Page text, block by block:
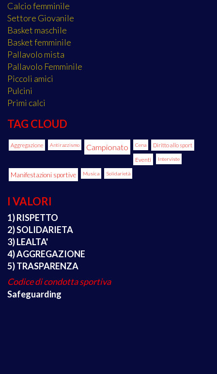
Calcio femminile
Settore Giovanile
Basket maschile
Basket femminile
Pallavolo mista
Pallavolo Femminile
Piccoli amici
Pulcini
Primi calci
TAG CLOUD
Aggregazione Antirazzismo Campionato Cena Diritto allo sport
Eventi Interviste
Manifestazioni sportive Musica Solidarietà
I VALORI
1) RISPETTO
2) SOLIDARIETA
3) LEALTA'
4) AGGREGAZIONE
5) TRASPARENZA
Codice di condotta sportiva
Safeguarding